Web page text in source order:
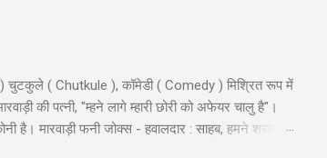
) चुटकुले ( Chutkule ), कॉमेडी ( Comedy ) मिश्रित रूप में
की पत्नी, "म्हने लागे म्हारी छोरी को अफेयर चालु है"।
है। मारवाड़ी फनी जोक्स - हवालदार : साहब, हमने शराब से